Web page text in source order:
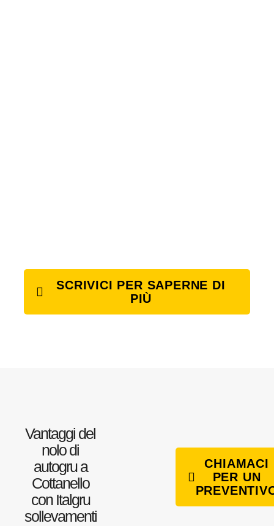
SCRIVICI PER SAPERNE DI
PIÙ
Vantaggi del
nolo di
autogru a
Cottanello
con Italgru
sollevamenti
CHIAMACI
PER UN